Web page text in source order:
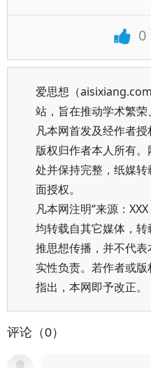
0
爱思想（
站，旨在推动学术繁荣
凡本网首发及经作者
版权归作者本人所有
处并保持完整，纸媒
面授权。
凡本网注明“来源：
均转载自其它媒体，
推思想传播，并不代
实性负责。若作者或
指出，本网即予改正。
评论（0）